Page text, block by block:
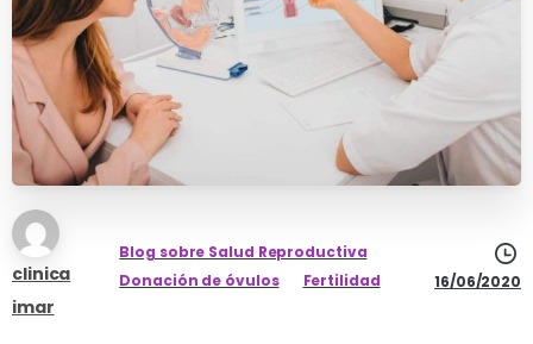
clinica
imar
Blog sobre Salud Reproductiva
Donación de óvulos
Fertilidad 16/06/2020